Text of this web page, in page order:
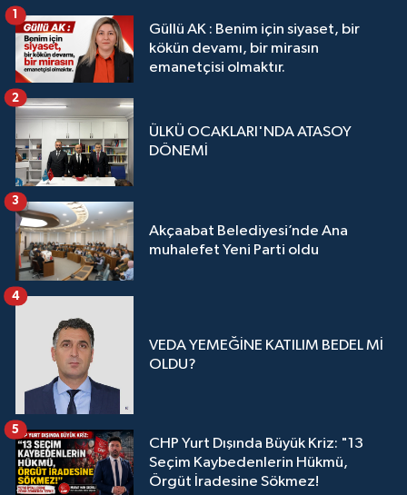
Güllü AK : Benim için siyaset, bir
kökün devamı, bir mirasın
emanetçisi olmaktır.
ÜLKÜ OCAKLARI'NDA ATASOY
DÖNEMİ
2
Akçaabat Belediyesi’nde Ana
muhalefet Yeni Parti oldu
3
VEDA YEMEĞİNE KATILIM BEDEL Mİ
OLDU?
4
CHP Yurt Dışında Büyük Kriz: "13
Seçim Kaybedenlerin Hükmü,
Örgüt İradesine Sökmez!
5